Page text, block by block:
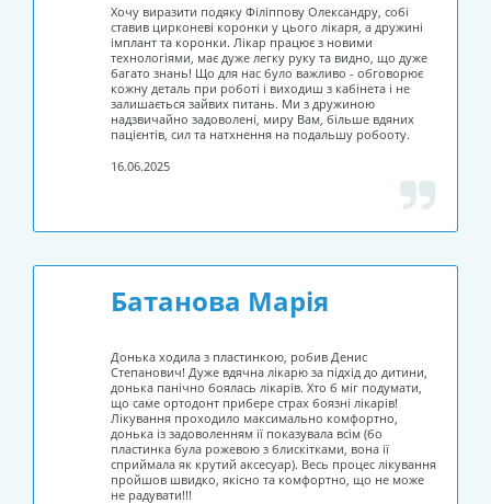
Хочу виразити подяку Філіппову Олександру, собі
ставив цирконеві коронки у цього лікаря, а дружині
імплант та коронки. Лікар працює з новими
технологіями, має дуже легку руку та видно, що дуже
багато знань! Що для нас було важливо - обговорює
кожну деталь при роботі і виходиш з кабінета і не
залишається зайвих питань. Ми з дружиною
надзвичайно задоволені, миру Вам, більше вдяних
пацієнтів, сил та натхнення на подальшу робооту.
16.06.2025
Батанова Марія
Донька ходила з пластинкою, робив Денис
Степанович! Дуже вдячна лікарю за підхід до дитини,
донька панічно боялась лікарів. Хто б міг подумати,
що саме ортодонт прибере страх боязні лікарів!
Лікування проходило максимально комфортно,
донька із задоволенням ії показувала всім (бо
пластинка була рожевою з блискітками, вона ії
сприймала як крутий аксесуар). Весь процес лікування
пройшов швидко, якісно та комфортно, що не може
не радувати!!!